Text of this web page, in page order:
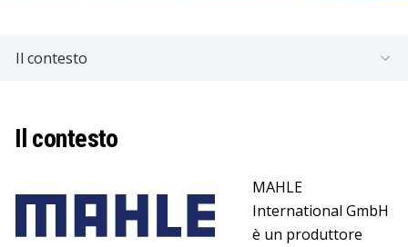
Il contesto
Il contesto
MAHLE
International GmbH
è un produttore